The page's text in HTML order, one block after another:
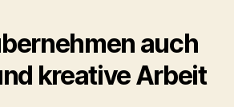
auch
kreative Arbeit